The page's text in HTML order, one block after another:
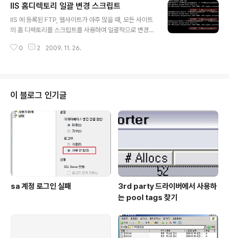
상] 현상1 : InetInfo.exe 프로세스의 CPU 사용률이 2
5% - 50% - 75% - 100% 순으로 증가합니다. 현상2 : I
netInfo.exe 프로세스의 CPU 사용률이 0~100% 까지
의 문제가 재현된 이후에는 IIS 서비스 재시작 또는 프로세
IIS 홈디렉토리 일괄 변경 스크립트
IIS 에 등록된 FTP, 웹사이트가 아주 많을 때, 모든 사이트
의 홈 디렉토리를 스크립트를 사용하여 일괄적으로 변경할
습니다. [환경] Windows Server 2003 / IIS6 [시나리
\FTP1 (변경 후) FTP2 : C:\OldInetpub\FTP2 (변경
전) -> C:\NewInetpub\FTP2 (변경 후) Web1 : C:\Ol
dInetpub\Web1 (변경 전) -> C:\NewInetpub\Web1
0 2 2009. 11. 26.
이 블로그 인기글
sa 계정 로그인 실패
3rd party 드라이버에서 사용하
는 pool tags 찾기